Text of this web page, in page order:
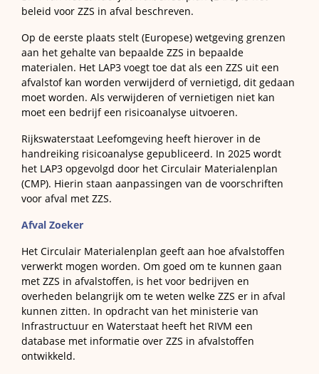
beleid voor ZZS in afval beschreven.
Op de eerste plaats stelt (Europese) wetgeving grenzen
aan het gehalte van bepaalde ZZS in bepaalde
materialen. Het LAP3 voegt toe dat als een ZZS uit een
afvalstof kan worden verwijderd of vernietigd, dit gedaan
moet worden. Als verwijderen of vernietigen niet kan
moet een bedrijf een risicoanalyse uitvoeren.
Rijkswaterstaat Leefomgeving heeft hierover in de
handreiking risicoanalyse gepubliceerd. In 2025 wordt
het LAP3 opgevolgd door het Circulair Materialenplan
(CMP). Hierin staan aanpassingen van de voorschriften
voor afval met ZZS.
Afval Zoeker
Het Circulair Materialenplan geeft aan hoe afvalstoffen
verwerkt mogen worden. Om goed om te kunnen gaan
met ZZS in afvalstoffen, is het voor bedrijven en
overheden belangrijk om te weten welke ZZS er in afval
kunnen zitten. In opdracht van het ministerie van
Infrastructuur en Waterstaat heeft het RIVM een
database met informatie over ZZS in afvalstoffen
ontwikkeld.